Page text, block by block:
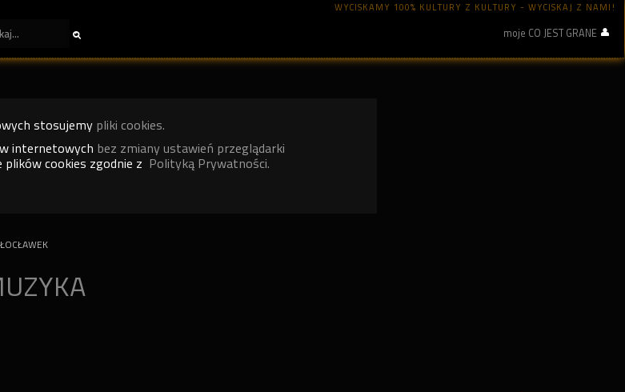
WYCISKAMY 100% KULTURY Z KULTURY - WYCISKAJ Z NAMI!
moje CO JEST GRANE
stosujemy pliki cookies.
internetowych bez zmiany ustawień przeglądarki
cookies zgodnie z Polityką Prywatności.